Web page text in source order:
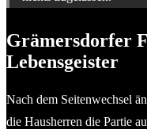
Grämersdorfer
Lebensgeister
Nach dem Seitenwechsel
die Hausherren die Partie